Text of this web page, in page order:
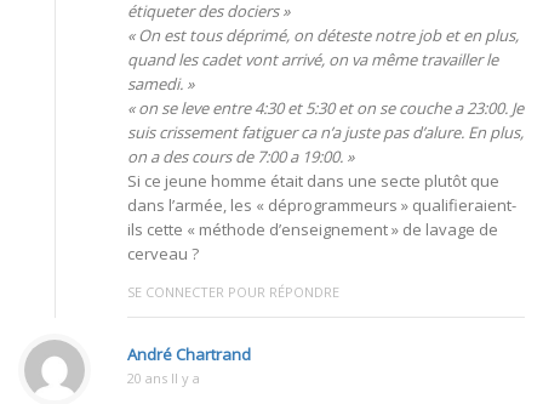
étiqueter des dociers »
« On est tous déprimé, on déteste notre job et en plus,
quand les cadet vont arrivé, on va même travailler le
samedi. »
« on se leve entre 4:30 et 5:30 et on se couche a 23:00. Je
suis crissement fatiguer ca n’a juste pas d’alure. En plus,
on a des cours de 7:00 a 19:00. »
Si ce jeune homme était dans une secte plutôt que
dans l’armée, les « déprogrammeurs » qualifieraient-
ils cette « méthode d’enseignement » de lavage de
cerveau ?
SE CONNECTER POUR RÉPONDRE
André Chartrand
20 ans Il y a